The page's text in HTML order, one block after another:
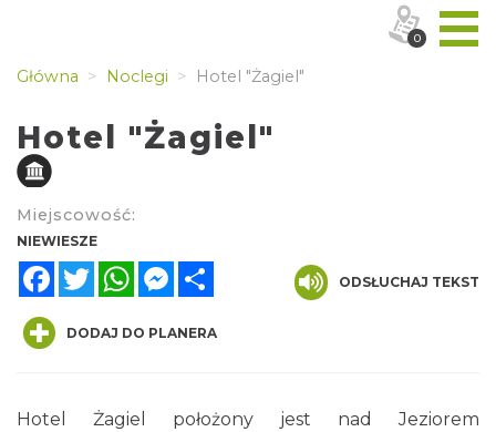
Główna Noclegi Hotel "Żagiel"
Hotel "Żagiel"
Miejscowość:
NIEWIESZE
FacebookTwitterWhatsAppMessenger
ODSŁUCHAJ TEKST
DODAJ DO PLANERA
Hotel Żagiel położony jest nad Jeziorem
0